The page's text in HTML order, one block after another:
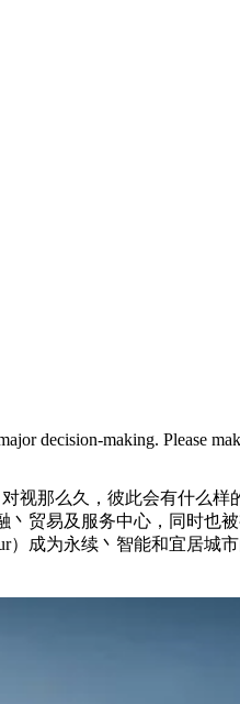
decision-making. Please
视那么久，彼此会有什么样
贸易及服务中心，同时也
）成为永续丶智能和宜居城